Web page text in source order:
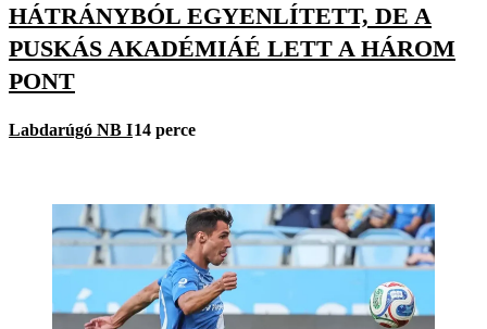
HÁTRÁNYBÓL EGYENLÍTETT, DE A
PUSKÁS AKADÉMIÁÉ LETT A HÁROM
PONT
Labdarúgó NB I14 perce